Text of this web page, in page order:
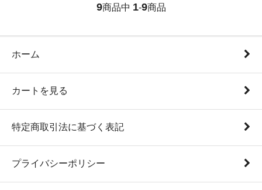
9商品中 1-9商品
ホーム
カートを見る
特定商取引法に基づく表記
プライバシーポリシー